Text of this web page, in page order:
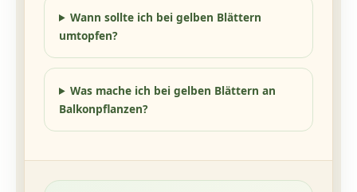
Wann sollte ich bei gelben Blättern
umtopfen?
Was mache ich bei gelben Blättern an
Balkonpflanzen?